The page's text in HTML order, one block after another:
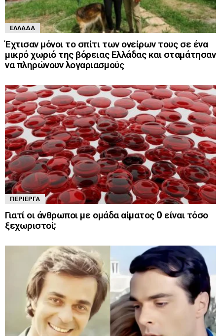
ΕΛΛΆΔΑ
Έχτισαν μόνοι το σπίτι των ονείρων τους σε ένα
μικρό χωριό της βόρειας Ελλάδας και σταμάτησαν
να πληρώνουν λογαριασμούς
ΠΕΡΊΕΡΓΑ
Γιατί οι άνθρωποι με ομάδα αίματος 0 είναι τόσο
ξεχωριστοί;